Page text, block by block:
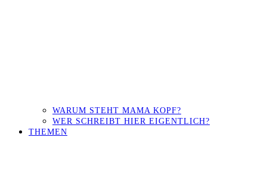
WARUM STEHT MAMA KOPF?
WER SCHREIBT HIER EIGENTLICH?
THEMEN